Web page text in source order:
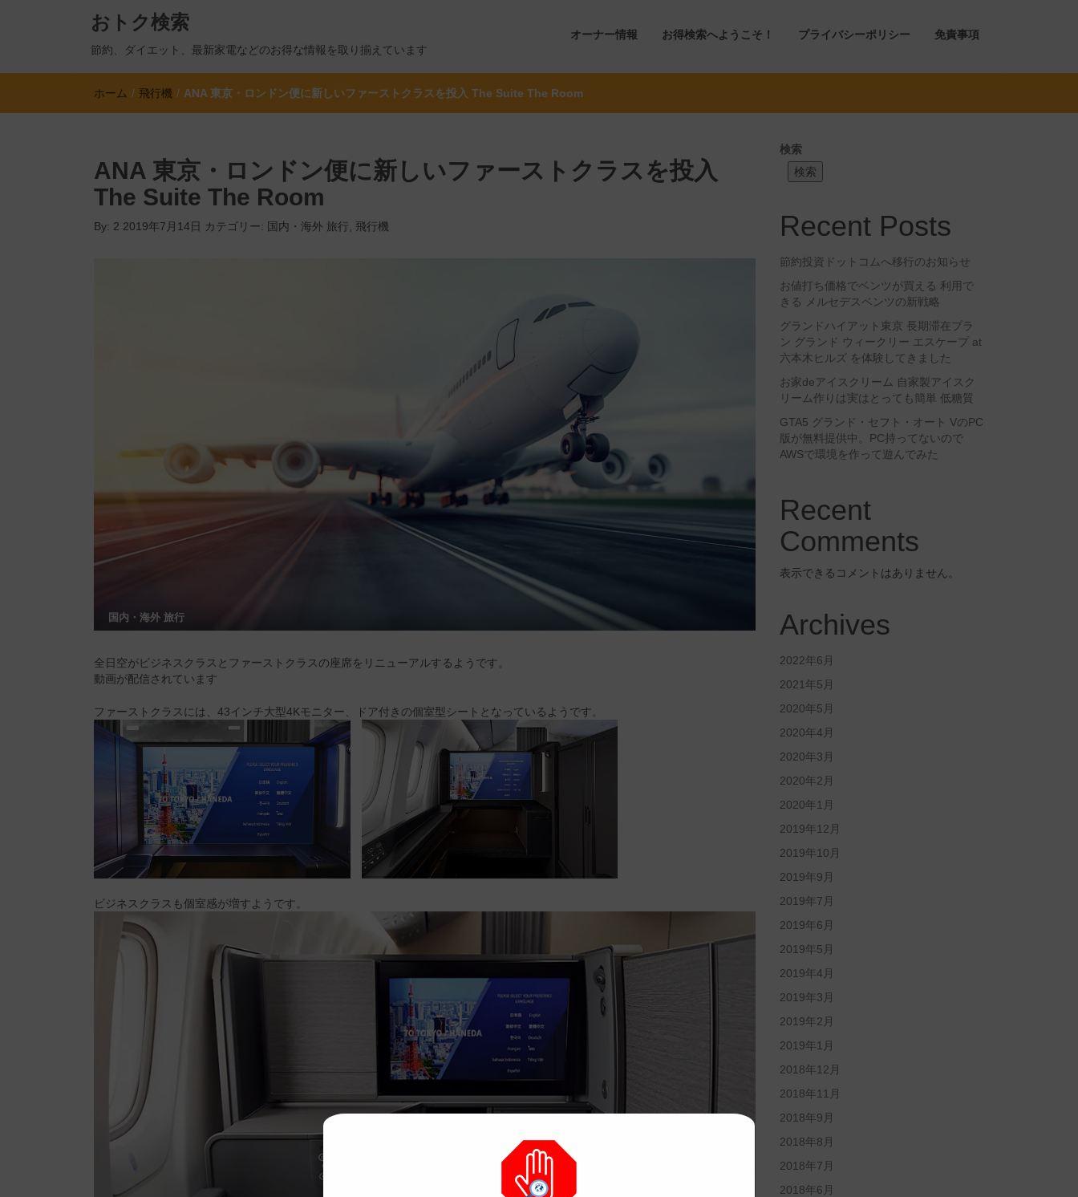
おトク検索
節約、ダイエット、最新家電などのお得な情報を取り揃えています
オーナー情報 お得検索へようこそ！ プライバシーポリシー 免責事項
ホーム / 飛行機 / ANA 東京・ロンドン便に新しいファーストクラスを投入 The Suite The Room
ANA 東京・ロンドン便に新しいファーストクラスを投入
The Suite The Room
By: 2 2019年7月14日 カテゴリー: 国内・海外 旅行 飛行機
国内・海外 旅行
全日空がビジネスクラスとファーストクラスの座席をリニューアルするようです。
動画が配信されています
ファーストクラスには、43インチ大型4Kモニター、ドア付きの個室型シートとなっているようです。
ビジネスクラスも個室感が増すようです。
検索
検索
Recent Posts
節約投資ドットコムへ移行のお知らせ
お値打ち価格でベンツが買える 利用で
きる メルセデスベンツの新戦略
グランドハイアット東京 長期滞在プラ
ン グランド ウィークリー エスケープ at
六本木ヒルズ を体験してきました
お家deアイスクリーム 自家製アイスク
リーム作りは実はとっても簡単 低糖質
GTA5 グランド・セフト・オート VのPC
版が無料提供中。PC持ってないので
AWSで環境を作って遊んでみた
Recent
Comments
表示できるコメントはありません。
Archives
2022年6月
2021年5月
2020年5月
2020年4月
2020年3月
2020年2月
2020年1月
2019年12月
2019年10月
2019年9月
2019年7月
2019年6月
2019年5月
2019年4月
2019年3月
2019年2月
2019年1月
2018年12月
2018年11月
2018年9月
2018年8月
2018年7月
2018年6月